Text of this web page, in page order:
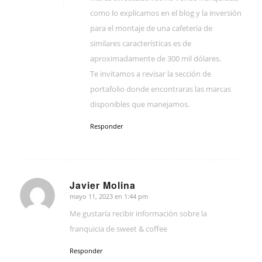
como lo explicamos en el blog y la inversión
para el montaje de una cafetería de
similares características es de
aproximadamente de 300 mil dólares.
Te invitamos a revisar la sección de
portafolio donde encontraras las marcas
disponibles que manejamos.
Responder
Javier Molina
Dice:
mayo 11, 2023 en 1:44 pm
Me gustaría recibir información sobre la
franquicia de sweet & coffee
Responder